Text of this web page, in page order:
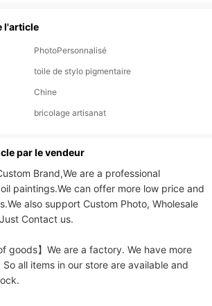
l'article
PhotoPersonnalisé
toile de stylo pigmentaire
Chine
bricolage artisanat
par le vendeur
Brand,We are a professional
paintings.We can offer more low price and
also support Custom Photo, Wholesale
Contact us.
goods】We are a factory. We have more
all items in our store are available and